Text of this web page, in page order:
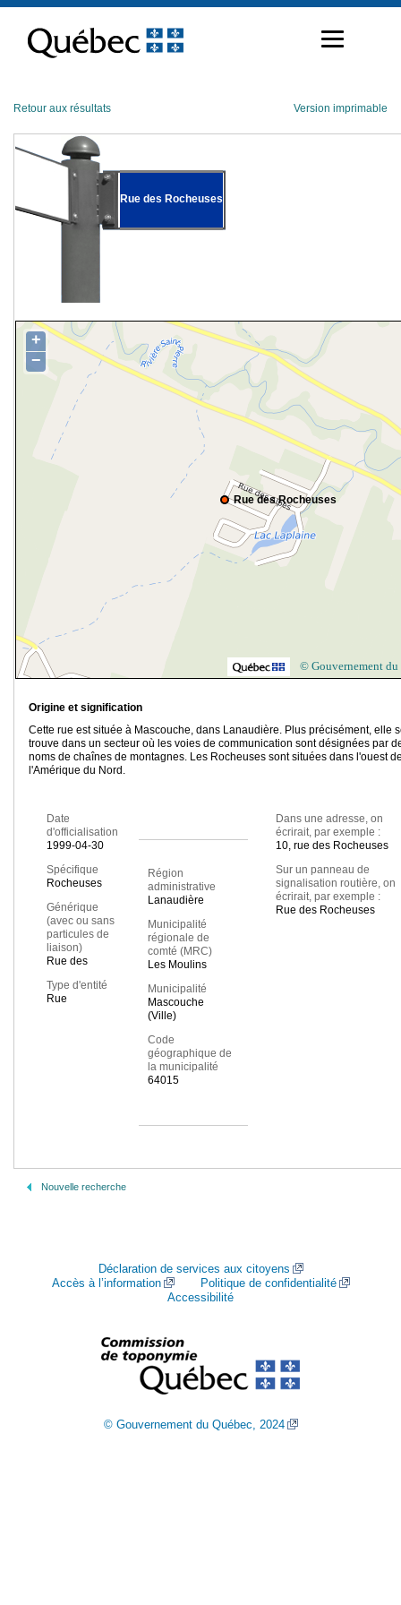
contenu
Retour aux résultats Version imprimable
Rue des Rocheuses
Rue des Rocheuses
+
−
© Gouvernement du
Origine et signification
Cette rue est située à Mascouche, dans Lanaudière. Plus précisément, elle
trouve dans un secteur où les voies de communication sont désignées par
noms de chaînes de montagnes. Les Rocheuses sont situées dans l'ouest
l'Amérique du Nord.
Date
d'officialisation
1999-04-30
Spécifique
Rocheuses
Générique
(avec ou sans
particules de
liaison)
Rue des
Type d'entité
Rue
Région
administrative
Lanaudière
Municipalité
régionale de
comté (MRC)
Les Moulins
Municipalité
Mascouche
(Ville)
Code
géographique de
la municipalité
64015
Dans une adresse, on
écrirait, par exemple :
10, rue des Rocheuses
Sur un panneau de
signalisation routière, on
écrirait, par exemple :
Rue des Rocheuses
Nouvelle recherche
Déclaration de services aux citoyens
Accès à l’information
Politique de confidentialité
Accessibilité
© Gouvernement du Québec, 2024